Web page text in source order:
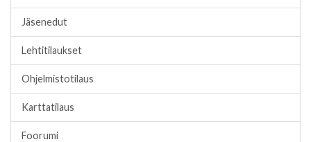
Jäsenedut
Lehtitilaukset
Ohjelmistotilaus
Karttatilaus
Foorumi